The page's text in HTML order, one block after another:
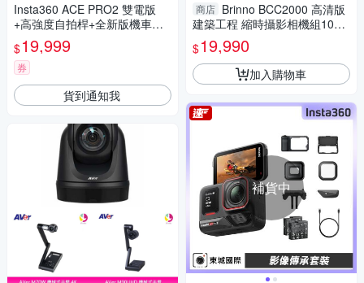
Insta360 ACE PRO2 雙電版
+高強度自拍桿+全新版機車套
餐+Sandisk 256GB A2卡(先創
代理)
$19,999
券
貨到通知我
商店 Brinno BCC2000 高清版
建築工程 縮時攝影相機組1080
P FullHD (附128G+防水盒+工
程夾具)
$19,990
加入購物車
補貨中